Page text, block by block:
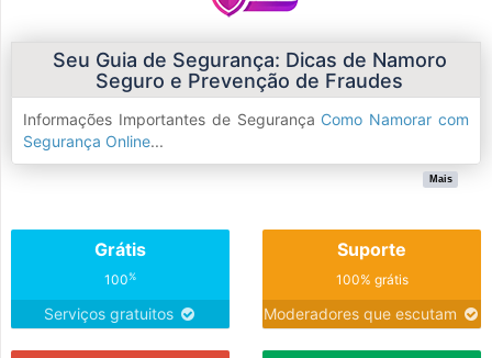
Seu Guia de Segurança: Dicas de Namoro
Seguro e Prevenção de Fraudes
Informações Importantes de Segurança Como Namorar com
Segurança Online...
Mais
Grátis
100%
Serviços gratuitos
Suporte
100% grátis
Moderadores que escutam